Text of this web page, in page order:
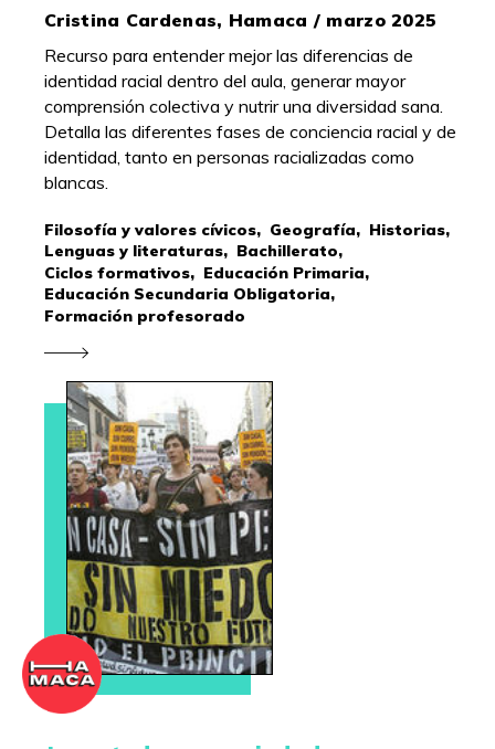
Cristina Cardenas, Hamaca / marzo 2025
Recurso para entender mejor las diferencias de
identidad racial dentro del aula, generar mayor
comprensión colectiva y nutrir una diversidad sana.
Detalla las diferentes fases de conciencia racial y de
identidad, tanto en personas racializadas como
blancas.
Filosofía y valores cívicos, Geografía, Historias,
Lenguas y literaturas, Bachillerato,
Ciclos formativos, Educación Primaria,
Educación Secundaria Obligatoria,
Formación profesorado